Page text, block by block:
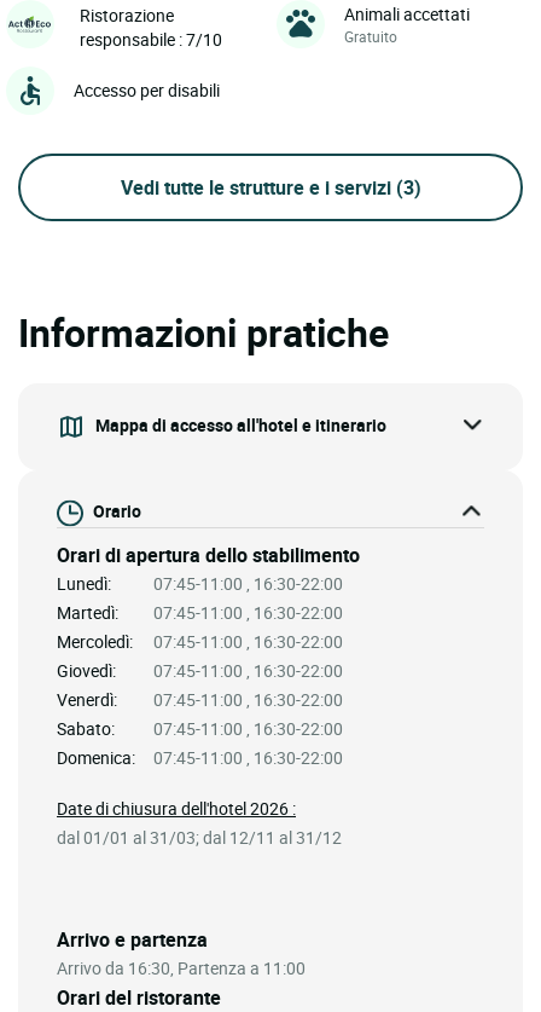
Ristorazione
responsabile : 7/10
Animali accettati
Gratuito
Accesso per disabili
Vedi tutte le strutture e i servizi (3)
Informazioni pratiche
Mappa di accesso all'hotel e itinerario
Orario
Orari di apertura dello stabilimento
Lunedì:
07:45-11:00 , 16:30-22:00
Martedì:
07:45-11:00 , 16:30-22:00
Mercoledì:
07:45-11:00 , 16:30-22:00
Giovedì:
07:45-11:00 , 16:30-22:00
Venerdì:
07:45-11:00 , 16:30-22:00
Sabato:
07:45-11:00 , 16:30-22:00
Domenica:
07:45-11:00 , 16:30-22:00
Arrivo e partenza
Arrivo da 16:30, Partenza a 11:00
Orari del ristorante
Date di chiusura dell'hotel 2026 :
dal 01/01 al 31/03; dal 12/11 al 31/12